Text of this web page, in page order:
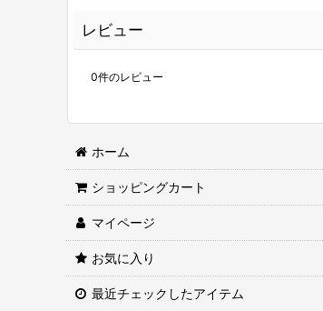
レビュー
0件のレビュー
ホーム
ショッピングカート
マイページ
お気に入り
最近チェックしたアイテム